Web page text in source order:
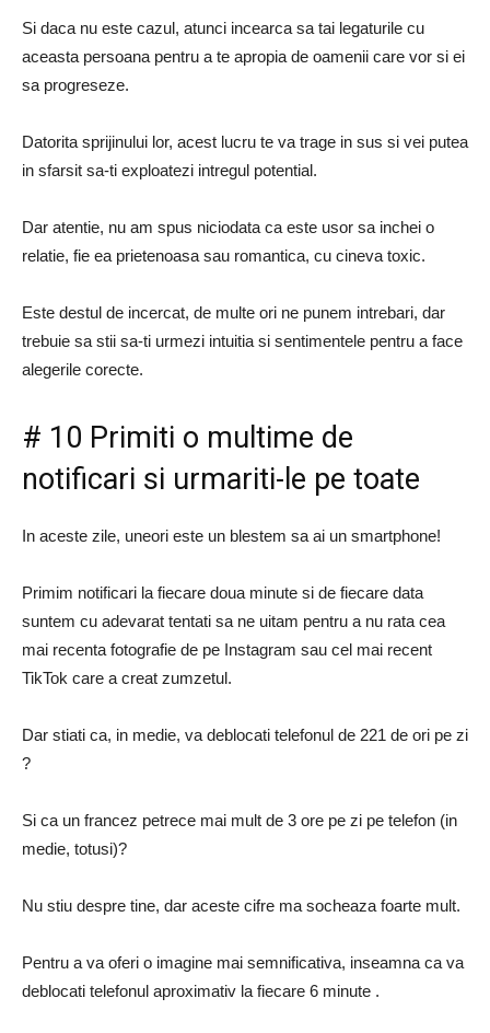
Si daca nu este cazul, atunci incearca sa tai legaturile cu
aceasta persoana pentru a te apropia de oamenii care vor si ei
sa progreseze.
Datorita sprijinului lor, acest lucru te va trage in sus si vei putea
in sfarsit sa-ti exploatezi intregul potential.
Dar atentie, nu am spus niciodata ca este usor sa inchei o
relatie, fie ea prietenoasa sau romantica, cu cineva toxic.
Este destul de incercat, de multe ori ne punem intrebari, dar
trebuie sa stii sa-ti urmezi intuitia si sentimentele pentru a face
alegerile corecte.
# 10 Primiti o multime de
notificari si urmariti-le pe toate
In aceste zile, uneori este un blestem sa ai un smartphone!
Primim notificari la fiecare doua minute si de fiecare data
suntem cu adevarat tentati sa ne uitam pentru a nu rata cea
mai recenta fotografie de pe Instagram sau cel mai recent
TikTok care a creat zumzetul.
Dar stiati ca, in medie, va deblocati telefonul de 221 de ori pe zi
?
Si ca un francez petrece mai mult de 3 ore pe zi pe telefon (in
medie, totusi)?
Nu stiu despre tine, dar aceste cifre ma socheaza foarte mult.
Pentru a va oferi o imagine mai semnificativa, inseamna ca va
deblocati telefonul aproximativ la fiecare 6 minute .